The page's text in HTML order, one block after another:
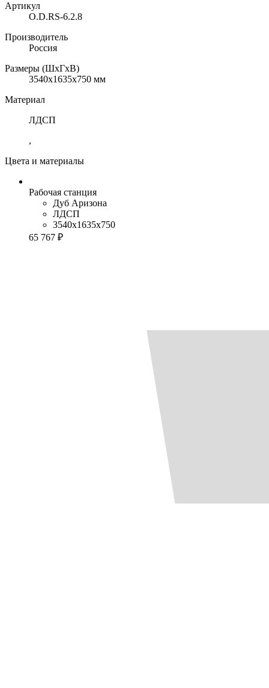
Артикул
O.D.RS-6.2.8
Производитель
Россия
Размеры (ШхГхВ)
3540x1635x750 мм
Материал
ЛДСП
,
Цвета и материалы
Рабочая станция
Дуб Аризона
ЛДСП
3540x1635x750
65 767 ₽